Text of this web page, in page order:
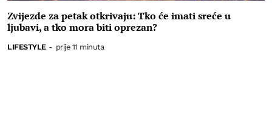
Zvijezde za petak otkrivaju: Tko će imati sreće u
ljubavi, a tko mora biti oprezan?
LIFESTYLE - prije 11 minuta